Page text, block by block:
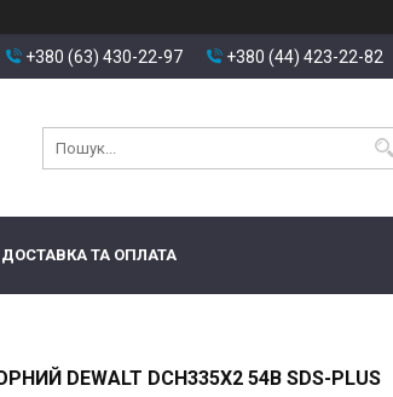
+380 (63) 430-22-97 +380 (44) 423-22-82
ДОСТАВКА ТА ОПЛАТА
DEWALT DCH335X2 54В SDS-PLUS